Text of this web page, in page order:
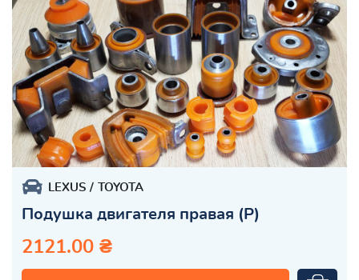
LEXUS TOYOTA
Подушка двигателя правая (Р)
2121.00 ₴